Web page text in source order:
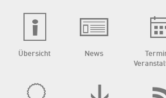
Übersicht News